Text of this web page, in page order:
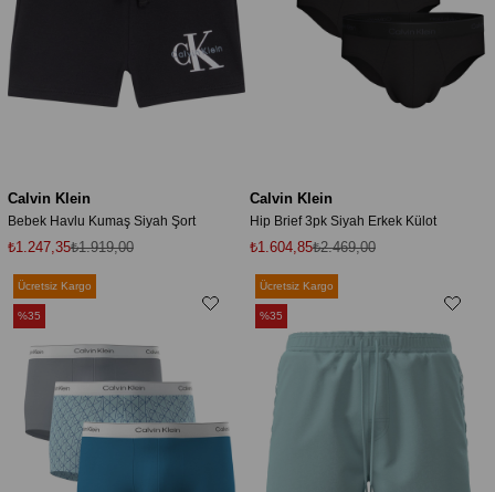
Calvin Klein
Bebek Havlu Kumaş Siyah Şort
₺1.247,35₺1.919,00
Calvin Klein
Hip Brief 3pk Siyah Erkek Külot
₺1.604,85₺2.469,00
Ücretsiz Kargo
%35
Ücretsiz Kargo
%35